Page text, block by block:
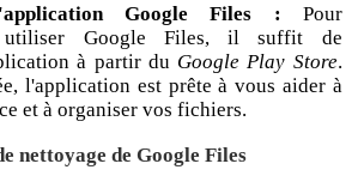
Google Files : Pour
utiliser Google Files, il suffit de
à partir du Google Play Store.
l'application est prête à vous aider à
et à organiser vos fichiers.
nettoyage de Google Files